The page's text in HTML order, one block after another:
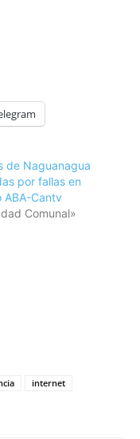
de Naguanagua
por fallas en
ABA-Cantv
Comunal»
internet